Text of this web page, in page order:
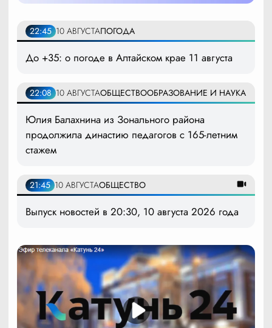
22:45 10 АВГУСТАПОГОДА
До +35: о погоде в Алтайском крае 11 августа
22:08 10 АВГУСТАОБЩЕСТВООБРАЗОВАНИЕ И НАУКА
Юлия Балахнина из Зонального района
продолжила династию педагогов с 165-летним
стажем
21:45 10 АВГУСТАОБЩЕСТВО
Выпуск новостей в 20:30, 10 августа 2026 года